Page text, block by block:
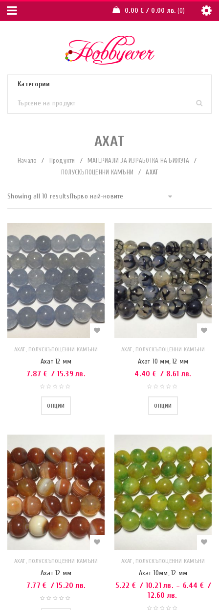
0.00€ / 0.00 лв. 0
АХАТ
Начало / Продукти / МАТЕРИАЛИ ЗА ИЗРАБОТКА НА БИЖУТА
/
ПОЛУСКЪПОЦЕННИ КАМЪНИ
/ АХАТ
Showing all 10 resultsПърво най-новите
АХАТ, ПОЛУСКЪПОЦЕННИ КАМЪНИ
Ахат 12 мм
7.87 € / 15.39 лв.
ОПЦИИ
АХАТ, ПОЛУСКЪПОЦЕННИ КАМЪНИ
Ахат 10 мм, 12 мм
4.40 € / 8.61 лв.
ОПЦИИ
АХАТ, ПОЛУСКЪПОЦЕННИ КАМЪНИ
Ахат 12 мм
7.77 € / 15.20 лв.
АХАТ, ПОЛУСКЪПОЦЕННИ КАМЪНИ
Ахат 10мм, 12 мм
5.22 € / 10.21 лв. – 6.44 € /
12.60 лв.